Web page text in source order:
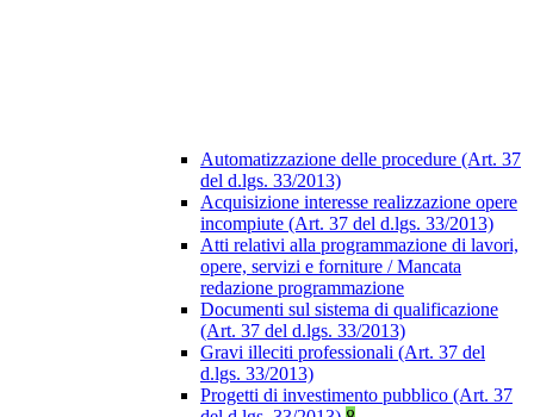
Automatizzazione delle procedure (Art. 37
del d.lgs. 33/2013)
Acquisizione interesse realizzazione opere
incompiute (Art. 37 del d.lgs. 33/2013)
Atti relativi alla programmazione di lavori,
opere, servizi e forniture / Mancata
redazione programmazione
Documenti sul sistema di qualificazione
(Art. 37 del d.lgs. 33/2013)
Gravi illeciti professionali (Art. 37 del
d.lgs. 33/2013)
Progetti di investimento pubblico (Art. 37